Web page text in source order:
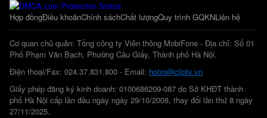
Hợp đồngĐiều khoảnChính sáchChất lượngQuy trình GQKNLiên hệ
Cơ quan chủ quản: Tổng công ty Viễn thông MobiFone - Địa chỉ: Số 01
Phố Phạm Văn Bạch, Phường Cầu Giấy, Thành phố Hà Nội.
Điện thoại/Fax: 024.37.831.800 - Email: hotro@cliptv.vn
Giấy phép đăng ký kinh doanh: 0100686209-087 do Sở KHĐT thành
phố Hà Nội cấp lần đầu ngày ngày 29/10/2008, thay đổi lần thứ 8 ngày
27/11/2025.